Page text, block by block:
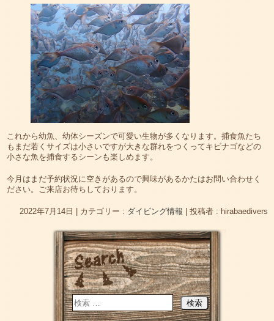
これから幼魚、幼体シーズンで可愛い生物が多くなります。捕食魚たち
もまだ若くサイズは小さいですが大きな群れをつくってキビナゴなどの
小さな魚を捕食するシーンも楽しめます。
今月はまだ予約状況に空きがあるので興味があるかたはお問い合わせく
ださい。ご来店お待ちしております。
2022年7月14日 | カテゴリー : ダイビング情報 | 投稿者 : hirabaedivers